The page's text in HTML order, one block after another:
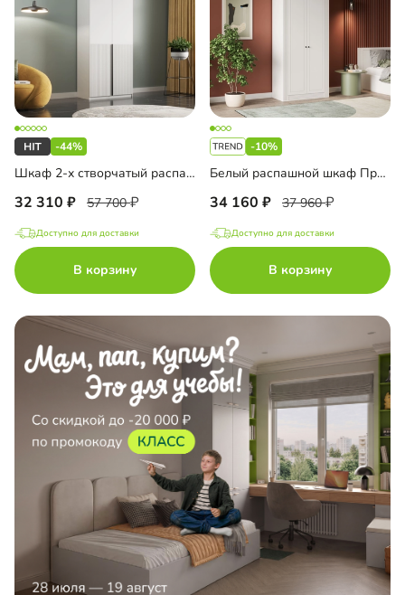
-44%
Шкаф 2-х створчатый распашной Эйн-2 Декор 1
32 310 57 700
Доступно для доставки
В корзину
-10%
Белый распашной шкаф Пратс-2
34 160 37 960
Доступно для доставки
В корзину